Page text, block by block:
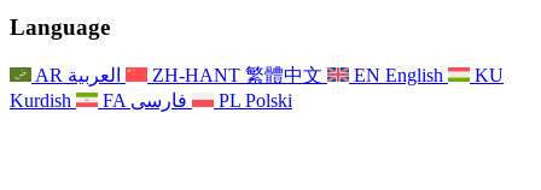
Proces przekazywania informacji zwrotnych przez rodzinę
Biuletyny informacyjne
Opt Out
Wsparcie psychologiczne dla rodzin
Aktualizacje dla rodzin
Zdarzenia
For Staff
Wsparcie dla personelu
For Families
Aktualizacje dla rodzin
Zdarzenia
Raport końcowy z niezależnego przeglądu
Pierwszy raport z niezależnego przeglądu
For Families
Aktualizacje
Nottingham
Rodzinna Służba Wsparcia Psychologicznego
Wsparcie w sytuacjach kryzysowych związanych ze
zdrowiem psychicznym
Usługi regionalne Nottingham
Language
AR العربية ZH-HANT 繁體中文 EN English
KU
Kurdish
FA فارسی PL Polski